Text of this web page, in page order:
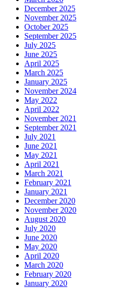
December 2025
November 2025
October 2025
September 2025
July 2025
June 2025
April 2025
March 2025
January 2025
November 2024
May 2022
April 2022
November 2021
September 2021
July 2021
June 2021
May 2021
April 2021
March 2021
February 2021
January 2021
December 2020
November 2020
August 2020
July 2020
June 2020
May 2020
April 2020
March 2020
February 2020
January 2020